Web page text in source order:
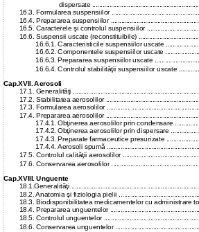
dispersate
16.3. Formularea suspensiilor
16.4. Prepararea suspensiilor
16.5. Caracterele şi controlul suspensiilor
16.6. Suspensii uscate (reconstituibile)
16.6.1. Caracteristicile suspensiilor uscate
16.6.2. Componentele suspensiilor uscate
16.6.3. Prepararea suspensiilor uscate
16.6.4. Controlul stabilităţii suspensiilor uscate
Cap.XVII. Aerosoli
17.1. Generalităţi
17.2. Stabilitatea aerosolilor
17.3. Formularea aerosolilor
17.4. Prepararea aerosolilor
17.4.1. Obţinerea aerosolilor prin condensare
17.4.2. Obţinerea aerosolilor prin dispersare
17.4.3. Preparate farmaceutice presurizate
17.4.4. Aerosoli spumă
17.5. Controlul calităţii aerosolilor
17.6. Conservarea aerosolilor
Cap.XVIII. Unguente
18.1.Generalităţi
18.2. Anatomia şi fiziologia pielii
18.3. Biodisponibilitatea medicamentelor cu administrare
18.4. Prepararea unguentelor
18.5. Controlul unguentelor
18.6. Conservarea unguentelor